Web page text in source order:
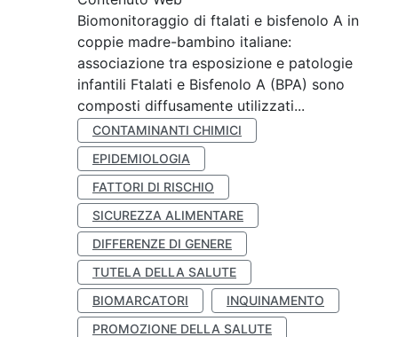
Biomonitoraggio di ftalati e bisfenolo A in
coppie madre-bambino italiane:
associazione tra esposizione e patologie
infantili Ftalati e Bisfenolo A (BPA) sono
composti diffusamente utilizzati...
CONTAMINANTI CHIMICI
EPIDEMIOLOGIA
FATTORI DI RISCHIO
SICUREZZA ALIMENTARE
DIFFERENZE DI GENERE
TUTELA DELLA SALUTE
BIOMARCATORI
INQUINAMENTO
PROMOZIONE DELLA SALUTE